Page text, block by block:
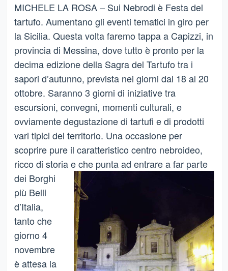
MICHELE LA ROSA – Sui Nebrodi è Festa del
tartufo. Aumentano gli eventi tematici in giro per
la Sicilia. Questa volta faremo tappa a Capizzi, in
provincia di Messina, dove tutto è pronto per la
decima edizione della Sagra del Tartufo tra i
sapori d’autunno, prevista nei giorni dal 18 al 20
ottobre. Saranno 3 giorni di iniziative tra
escursioni, convegni, momenti culturali, e
ovviamente degustazione di tartufi e di prodotti
vari tipici del territorio. Una occasione per
scoprire pure il caratteristico centro nebroideo,
ricco di storia e che punta ad entrare afar parte
dei Borghi
più Belli
d’Italia,
tanto che
giorno 4
novembre
è attesa la